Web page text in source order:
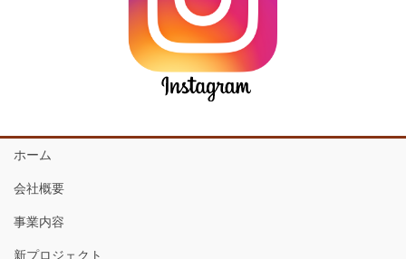
ホーム
会社概要
事業内容
新プロジェクト